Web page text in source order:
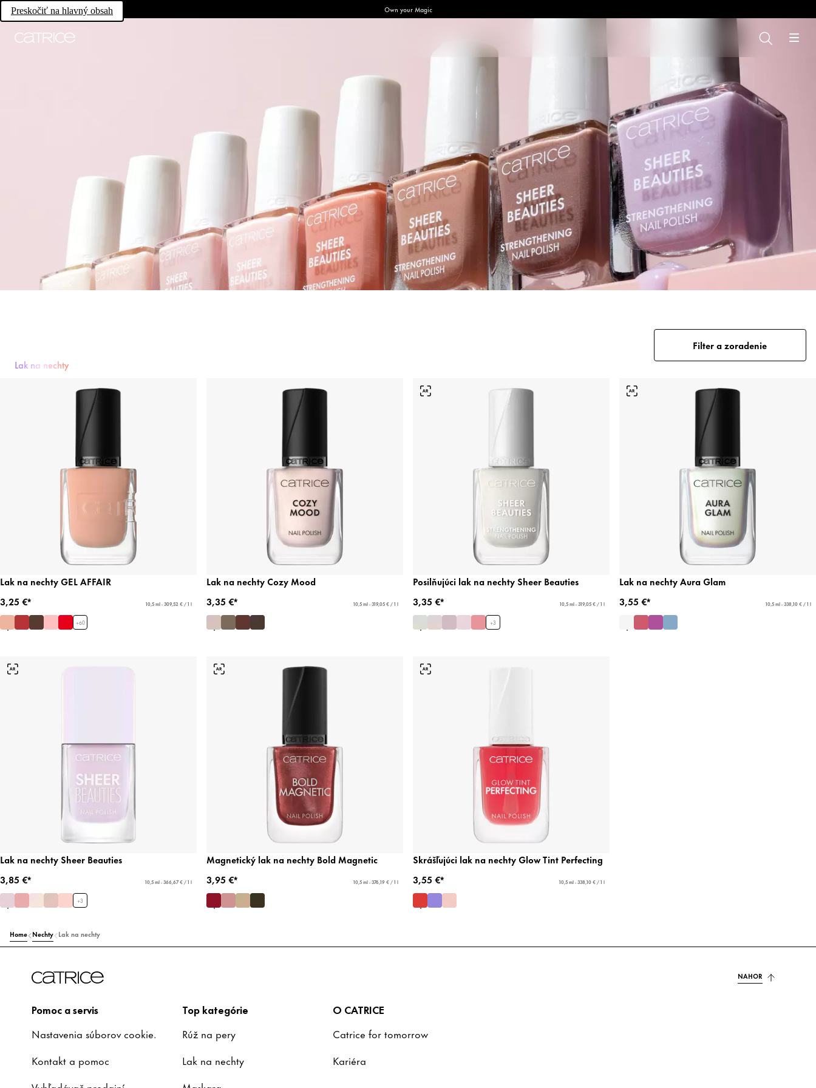
Preskočiť na hlavný obsah Own your Magic
Lak na nechty
Filter a zoradenie
Lak na nechty GEL AFFAIR
3,25 €*
10,5 ml - 309,52 € / 1 l
+60
Lak na nechty Cozy Mood
3,35 €*
10,5 ml - 319,05 € / 1 l
Posilňujúci lak na nechty Sheer Beauties
3,35 €*
10,5 ml - 319,05 € / 1 l
+3
Lak na nechty Aura Glam
3,55 €*
10,5 ml - 338,10 € / 1 l
Lak na nechty Sheer Beauties
3,85 €*
10,5 ml - 366,67 € / 1 l
+3
Magnetický lak na nechty Bold Magnetic
3,95 €*
10,5 ml - 376,19 € / 1 l
Skrášľujúci lak na nechty Glow Tint Perfecting
3,55 €*
10,5 ml - 338,10 € / 1 l
Home Nechty Lak na nechty
NAHOR
Pomoc a servis
Nastavenia súborov cookie.
Kontakt a pomoc
Top kategórie
Rúž na pery
Lak na nechty
O CATRICE
Catrice for tomorrow
Kariéra